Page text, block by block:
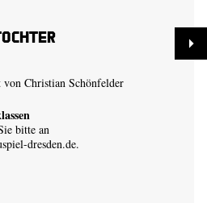
Christian Schönfelder
bitte an
dresden.de.